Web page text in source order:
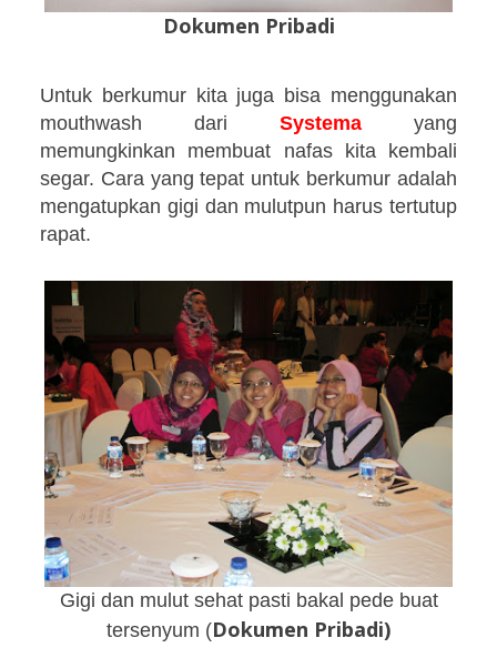
Dokumen Pribadi
Untuk berkumur kita juga bisa menggunakan
mouthwash dari Systema yang
memungkinkan membuat nafas kita kembali
segar. Cara yang tepat untuk berkumur adalah
mengatupkan gigi dan mulutpun harus tertutup
rapat.
Gigi dan mulut sehat pasti bakal pede buat
tersenyum (Dokumen Pribadi)